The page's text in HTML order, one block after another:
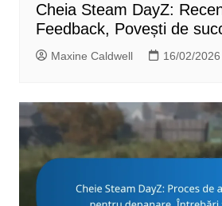
Cheia Steam DayZ:
Feedback, Povești de
Maxine Caldwell 16/02/2026